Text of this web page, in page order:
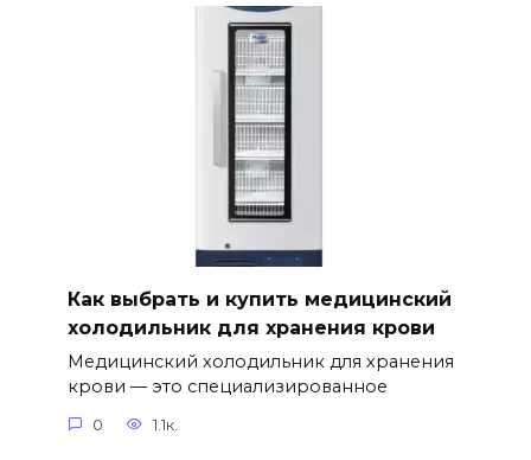
Как выбрать и купить медицинский
холодильник для хранения крови
Медицинский холодильник для хранения
крови — это специализированное
0 1.1к.